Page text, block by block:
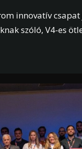
innovatív
szóló, V4-es